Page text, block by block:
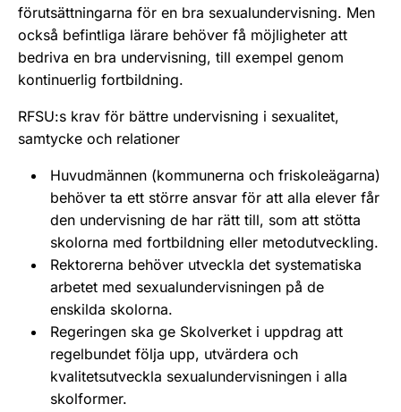
förutsättningarna för en bra sexualundervisning. Men
också befintliga lärare behöver få möjligheter att
bedriva en bra undervisning, till exempel genom
kontinuerlig fortbildning.
RFSU:s krav för bättre undervisning i sexualitet,
samtycke och relationer
Huvudmännen (kommunerna och friskoleägarna)
behöver ta ett större ansvar för att alla elever får
den undervisning de har rätt till, som att stötta
skolorna med fortbildning eller metodutveckling.
Rektorerna behöver utveckla det systematiska
arbetet med sexualundervisningen på de
enskilda skolorna.
Regeringen ska ge Skolverket i uppdrag att
regelbundet följa upp, utvärdera och
kvalitetsutveckla sexualundervisningen i alla
skolformer.